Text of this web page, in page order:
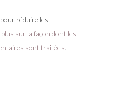
réduire les
sur la façon dont les
sont traitées.